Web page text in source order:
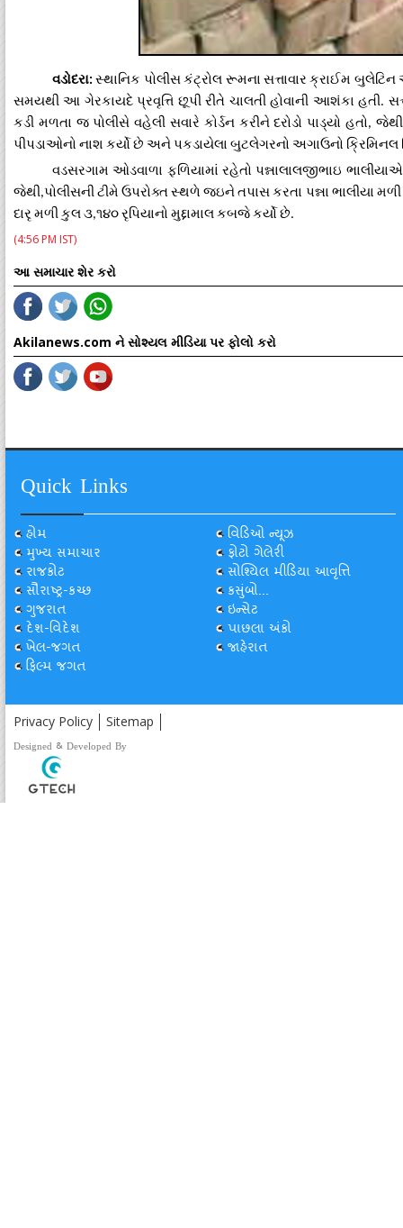
વડોદરા: સ્થાનિક પોલીસ કંટ્રોલ રૂમના સત્તાવાર ક્રાઈમ બુલેટિન
સમયથી આ ગેરકાયદે પ્રવૃત્તિ છૂપી રીતે ચાલતી હોવાની આશંકા હતી.
કડી મળતા જ પોલીસે વહેલી સવારે કોર્ડન કરીને દરોડો પાડ્યો હતો, જેથી
પીપડાઓનો નાશ કર્યો છે અનેપકડાયેલા બુટલેગરનો અગાઉનો ક્રિમિનલ
વડસરગામ ઓડવાળા ફળિયામાં રહેતો પન્નાલાલજીભાઇ ભાલીયાએ
જેથી,પોલીસનીટીમે ઉપરોક્ત સ્થળે જઇને તપાસ કરતા પન્ના ભાલીયા મળી
દારૃ મળીકુલ૩,૧૪૦રૃપિયાનો મુદ્દામાલકબજેકર્યો છે.
(4:56 PM IST)
આ સમાચાર શેર કરો
Akilanews.com ને સોશ્યલ મીડિયા પર ફોલો કરો
Quick Links
હોમ
મુખ્ય સમાચાર
રાજકોટ
સૌરાષ્ટ્ર-કચ્છ
ગુજરાત
દેશ-વિદેશ
ખેલ-જગત
ફિલ્મ જગત
વિડિઓ ન્યૂઝ
ફોટો ગેલેરી
સોશ્યિલ મીડિયા આવૃત્તિ
કસુંબો...
ઇન્સેટ
પાછલા અંકો
જાહેરાત
Privacy Policy Sitemap
Designed & Developed By